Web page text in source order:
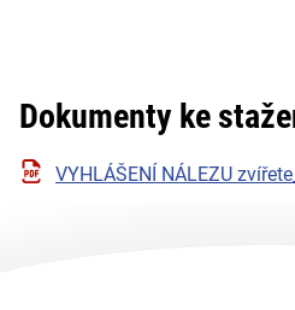
Dokumenty ke
VYHLÁŠENÍ NÁLEZU